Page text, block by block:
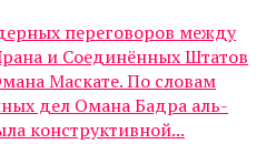
переговоров между
и Соединённых Штатов
Маскате. По словам
дел Омана Бадра аль-
конструктивной...